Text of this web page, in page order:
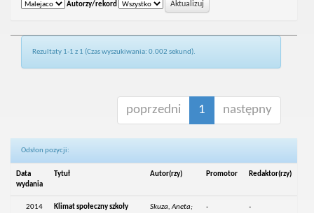
Autorzy/rekord
Rezultaty 1-1 z 1 (Czas wyszukiwania: 0.002 sekund).
poprzedni 1 następny
Odsłon pozycji:
Data
wydania
Tytuł Autor(rzy) Promotor Redaktor(rzy)
2014
Klimat społeczny szkoły
Skuza, Aneta;
- -